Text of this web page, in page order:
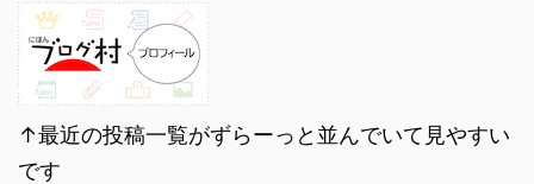
↑最近の投稿一覧がずらーっと並んでいて見やすい
です